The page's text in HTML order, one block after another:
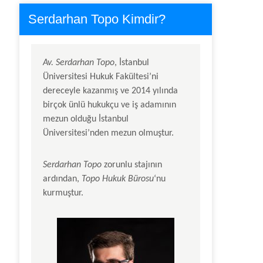
Serdarhan Topo Kimdir?
Av. Serdarhan Topo, İstanbul
Üniversitesi Hukuk Fakültesi’ni
dereceyle kazanmış ve 2014 yılında
birçok ünlü hukukçu ve iş adamının
mezun olduğu İstanbul
Üniversitesi’nden mezun olmuştur.
Serdarhan Topo zorunlu stajının
ardından, Topo Hukuk Bürosu‘nu
kurmuştur.